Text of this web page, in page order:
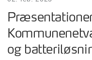
og